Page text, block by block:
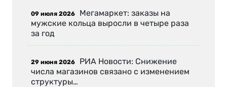
09 июля 2026 Мегамаркет: заказы на
мужские кольца выросли в четыре раза
за год
29 июня 2026 РИА Новости: Снижение
числа магазинов связано с изменением
структуры…